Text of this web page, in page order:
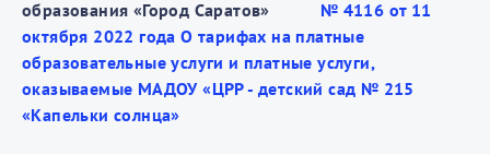
образования «Город Саратов»
№ 4116 от 11
октября 2022 года О тарифах на платные
образовательные услуги и платные услуги,
оказываемые МАДОУ «ЦРР - детский сад № 215
«Капельки солнца»